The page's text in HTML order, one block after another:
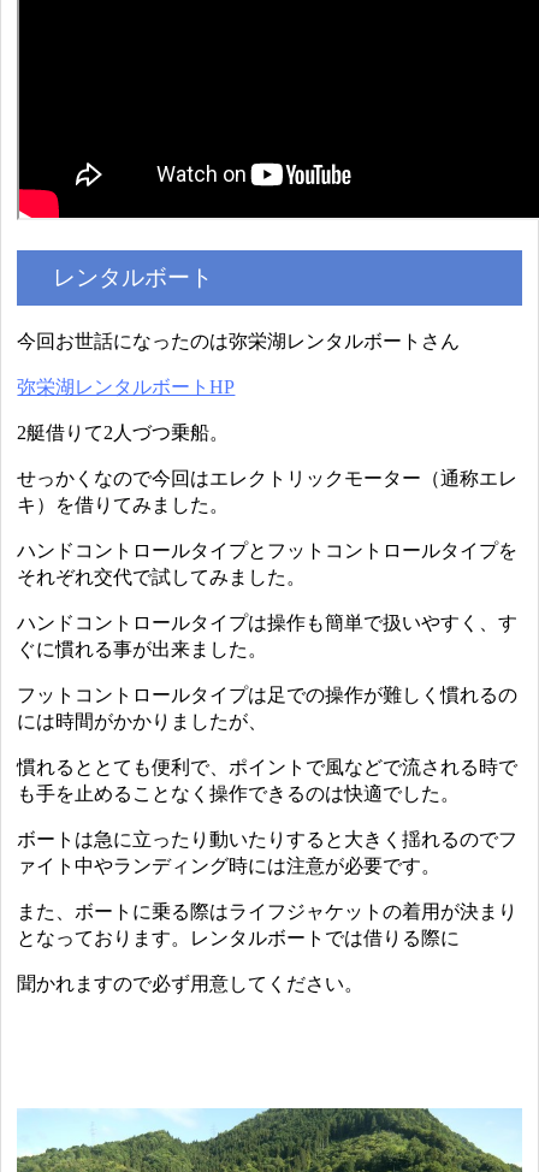
レンタルボート
今回お世話になったのは弥栄湖レンタルボートさん
弥栄湖レンタルボートHP
2艇借りて2人づつ乗船。
せっかくなので今回はエレクトリックモーター（通称エレ
キ）を借りてみました。
ハンドコントロールタイプとフットコントロールタイプを
それぞれ交代で試してみました。
ハンドコントロールタイプは操作も簡単で扱いやすく、す
ぐに慣れる事が出来ました。
フットコントロールタイプは足での操作が難しく慣れるの
には時間がかかりましたが、
慣れるととても便利で、ポイントで風などで流される時で
も手を止めることなく操作できるのは快適でした。
ボートは急に立ったり動いたりすると大きく揺れるのでフ
ァイト中やランディング時には注意が必要です。
また、ボートに乗る際はライフジャケットの着用が決まり
となっております。レンタルボートでは借りる際に
聞かれますので必ず用意してください。